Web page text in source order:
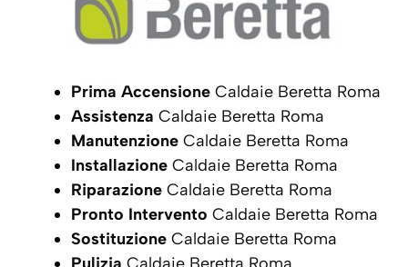
Prima Accensione Caldaie Beretta Roma
Assistenza Caldaie Beretta Roma
Manutenzione Caldaie Beretta Roma
Installazione Caldaie Beretta Roma
Riparazione Caldaie Beretta Roma
Pronto Intervento Caldaie Beretta Roma
Sostituzione Caldaie Beretta Roma